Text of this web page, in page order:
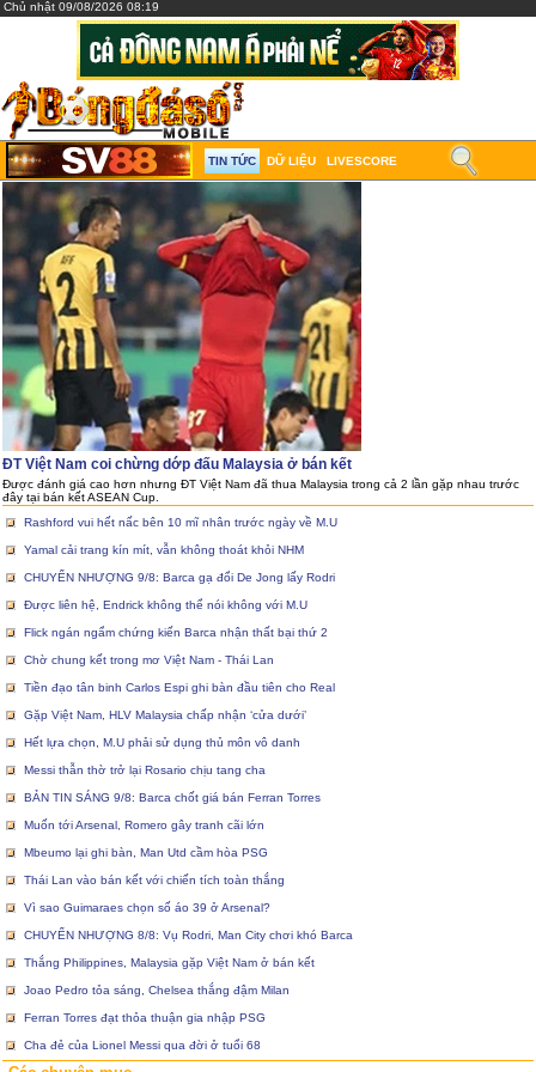
Chủ nhật 09/08/2026 08:19
TIN TỨC DỮ LIỆU LIVESCORE
ĐT Việt Nam coi chừng dớp đấu Malaysia ở bán kết
Được đánh giá cao hơn nhưng ĐT Việt Nam đã thua Malaysia trong cả 2 lần gặp nhau trước
đây tại bán kết ASEAN Cup.
Rashford vui hết nấc bên 10 mĩ nhân trước ngày về M.U
Yamal cải trang kín mít, vẫn không thoát khỏi NHM
CHUYỂN NHƯỢNG 9/8: Barca gạ đổi De Jong lấy Rodri
Được liên hệ, Endrick không thể nói không với M.U
Flick ngán ngẩm chứng kiến Barca nhận thất bại thứ 2
Chờ chung kết trong mơ Việt Nam - Thái Lan
Tiền đạo tân binh Carlos Espi ghi bàn đầu tiên cho Real
Gặp Việt Nam, HLV Malaysia chấp nhận ‘cửa dưới’
Hết lựa chọn, M.U phải sử dụng thủ môn vô danh
Messi thẫn thờ trở lại Rosario chịu tang cha
BẢN TIN SÁNG 9/8: Barca chốt giá bán Ferran Torres
Muốn tới Arsenal, Romero gây tranh cãi lớn
Mbeumo lại ghi bàn, Man Utd cầm hòa PSG
Thái Lan vào bán kết với chiến tích toàn thắng
Vì sao Guimaraes chọn số áo 39 ở Arsenal?
CHUYỂN NHƯỢNG 8/8: Vụ Rodri, Man City chơi khó Barca
Thắng Philippines, Malaysia gặp Việt Nam ở bán kết
Joao Pedro tỏa sáng, Chelsea thắng đậm Milan
Ferran Torres đạt thỏa thuận gia nhập PSG
Cha đẻ của Lionel Messi qua đời ở tuổi 68